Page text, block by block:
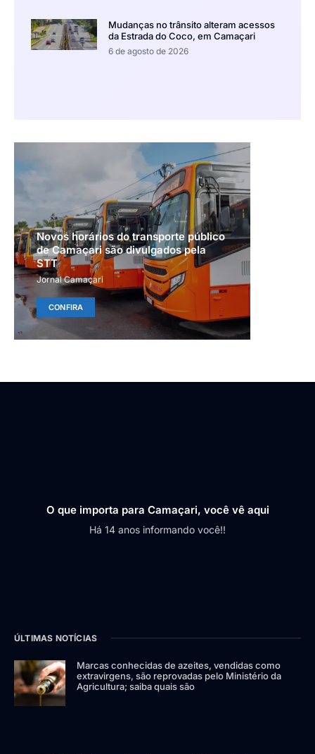
Mudanças no trânsito alteram acessos
da Estrada do Coco, em Camaçari
6 de agosto de 2026
Novos horários do transporte público
de Camaçari são divulgados pela
STT
Jornal Camaçari
CONFIRA
O que importa para Camaçari, você vê aqui
Há 14 anos informando você!!
ÚLTIMAS NOTÍCIAS
Marcas conhecidas de azeites, vendidas como
extravirgens, são reprovadas pelo Ministério da
Agricultura; saiba quais são